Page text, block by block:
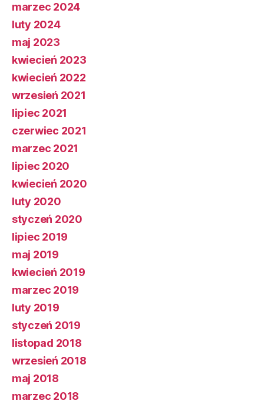
marzec 2024
luty 2024
maj 2023
kwiecień 2023
kwiecień 2022
wrzesień 2021
lipiec 2021
czerwiec 2021
marzec 2021
lipiec 2020
kwiecień 2020
luty 2020
styczeń 2020
lipiec 2019
maj 2019
kwiecień 2019
marzec 2019
luty 2019
styczeń 2019
listopad 2018
wrzesień 2018
maj 2018
marzec 2018